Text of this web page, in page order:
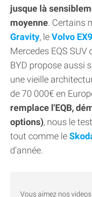
jusque là
moyenne. Certains
Gravity, leVolvo
Mercedes EQS
BYD propose aussi
une vieille
de 70 000€ en
remplace l'EQB,
options), nous le
tout comme le
d'année.
Vous aimez nos